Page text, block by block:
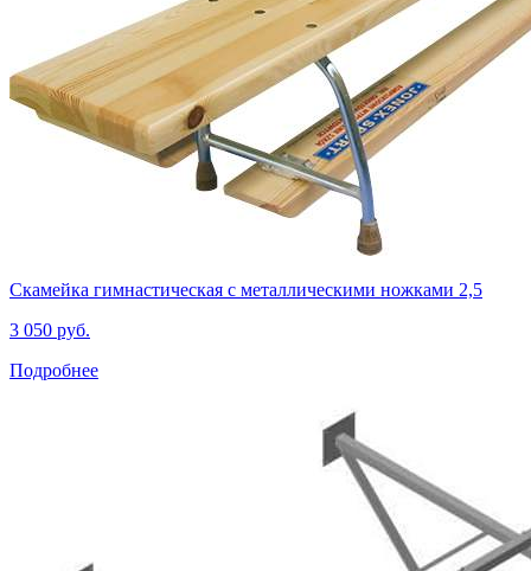
Скамейка гимнастическая с металлическими ножками 2,5
3 050 руб.
Подробнее